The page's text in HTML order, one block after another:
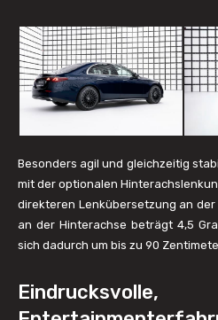
Besonders agil und gleichzeitig
mit der optionalen
direkteren Lenkübersetzung an der
an der Hinterachse beträgt 4,5
sich dadurch um bis zu 90